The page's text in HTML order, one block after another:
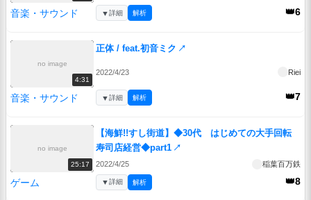
音楽・サウンド 👑6
▼詳細 解析
no image
4:31
正体 / feat.初音ミク ↗
2022/4/23 Riei
音楽・サウンド 👑7
▼詳細 解析
no image
25:17
【海鮮!!すし街道】◆30代 はじめての大手回転
寿司店経営◆part1 ↗
2022/4/25 稲葉百万鉄
ゲーム 👑8
▼詳細 解析